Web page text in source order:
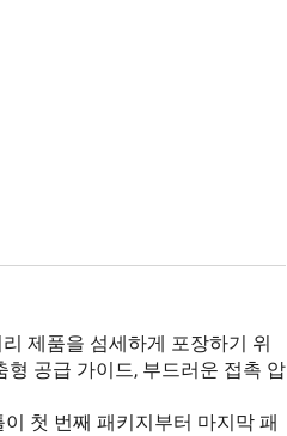
제품을 섬세하게 포장하기 위
공급 가이드, 부드러운 접촉 압
첫 번째 패키지부터 마지막 패